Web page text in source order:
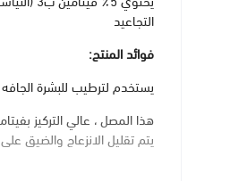
التجاعيد
فوائد المنتج:
يستخدم لترطيب للبشرة
يتم تقليل الانزعاج والضيق